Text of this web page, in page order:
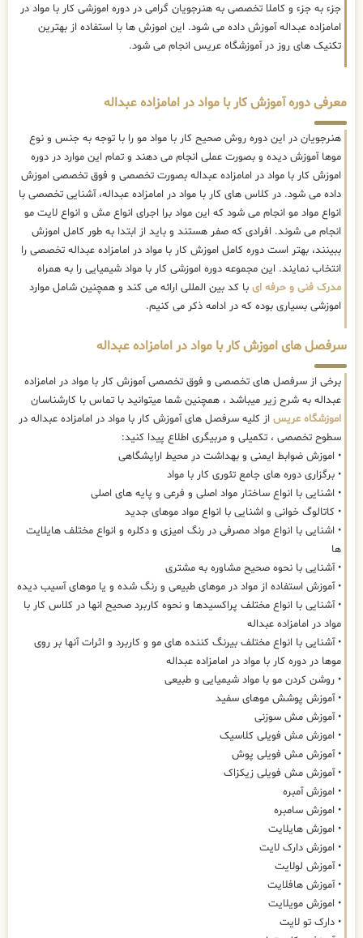
جزء به جزء و کاملا تخصصی به هنرجویان گرامی در دوره اموزشی کار با مواد در
امامزاده عبداله آموزش داده می شود. این اموزش ها با استفاده از بهترین
تکنیک های روز در آموزشگاه عریس انجام می شود.
معرفی دوره آموزش کار با مواد در امامزاده عبداله
هنرجویان در این دوره روش صحیح کار با مواد مو را با توجه به جنس و نوع
موها آموزش دیده و بصورت عملی انجام می دهند و تمام این موارد در دوره
اموزش کار با مواد در امامزاده عبداله بصورت تخصصی و فوق تخصصی اموزش
داده می شود. در کلاس های کار با مواد در امامزاده عبداله، آشنایی تخصصی با
انواع مواد مو انجام می شود که این مواد برا اجرای انواع مش و انواع لایت مو
انجام می شوند. افرادی که صفر هستند و باید از ابتدا به طور کامل اموزش
ببینند، بهتر است دوره کامل اموزش کار با مواد در امامزاده عبداله تخصصی را
انتخاب نمایند. این مجموعه دوره اموزشی کار با مواد شیمیایی را به همراه
مدرک فنی و حرفه ای با کد بین المللی ارائه می کند و همچنین شامل موارد
اموزشی بسیاری بوده که در ادامه ذکر می کنیم.
سرفصل های اموزش کار با مواد در امامزاده عبداله
برخی از سرفصل های تخصصی و فوق تخصصی آموزش کار با مواد در امامزاده
عبداله به شرح زیر میباشد ، همچنین شما میتوانید با تماس با کارشناسان
اموزشگاه عریس از کلیه سرفصل های آموزش کار با مواد در امامزاده عبداله در
سطوح تخصصی ، تکمیلی و مربیگری اطلاع پیدا کنید:
• اموزش ضوابط ایمنی و بهداشت در محیط ارایشگاهی
• برگزاری دوره های جامع تئوری کار با مواد
• اشنایی با انواع ساختار مواد اصلی و فرعی و پایه های اصلی
• کاتالوگ خوانی و اشنایی با انواع مواد موهای جدید
• اشنایی با انواع مواد مصرفی در رنگ امیزی و دکلره و انواع مختلف هایلایت
ها
• آشنایی با نحوه صحیح مشاوره به مشتری
• آموزش استفاده از مواد در موهای طبیعی و رنگ شده و یا موهای آسیب دیده
• آشنایی با انواع مختلف پراکسیدها و نحوه کاربرد صحیح انها در کلاس کار با
مواد در امامزاده عبداله
• آشنایی با انواع مختلف بیرنگ کننده های مو و کاربرد و اثرات آنها بر روی
موها در دوره کار با مواد در امامزاده عبداله
• روشن کردن مو با مواد شیمیایی و طبیعی
• آموزش پوشش موهای سفید
• آموزش مش سوزنی
• اموزش مش فویلی کلاسیک
• آموزش مش فویلی پوش
• آموزش مش فویلی زیکزاک
• اموزش آمبره
• اموزش سامبره
• اموزش هایلایت
• اموزش دارک لایت
• آموزش لولایت
• آموزش هافلایت
• اموزش مویلایت
• دارک تو لایت